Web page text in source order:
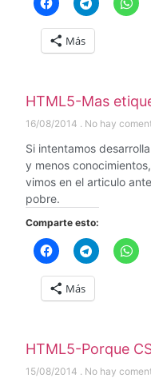
Más
HTML5-Mas
16/08/2014 No hay
Si intentamos
y menos
vimos en el articulo
pobre.
Comparte esto:
Más
HTML5-Porque
15/08/2014 No hay